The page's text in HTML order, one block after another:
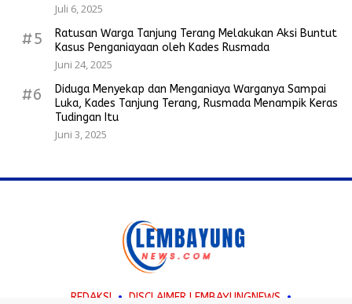
Juli 6, 2025
#5
Ratusan Warga Tanjung Terang Melakukan Aksi Buntut
Kasus Penganiayaan oleh Kades Rusmada
Juni 24, 2025
#6
Diduga Menyekap dan Menganiaya Warganya Sampai
Luka, Kades Tanjung Terang, Rusmada Menampik Keras
Tudingan Itu
Juni 3, 2025
REDAKSI DISCLAIMER LEMBAYUNGNEWS